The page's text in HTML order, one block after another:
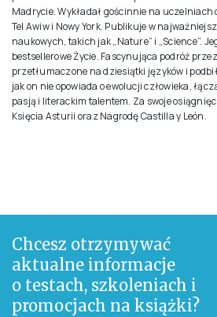
Madrycie. Wykładał gościnnie na uczelniach
Tel Awiw i Nowy York. Publikuje w
naukowych, takich jak „Nature” i „Science”.
bestsellerowe Życie. Fascynująca podróż
przetłumaczone na dziesiątki języków i
jak on nie opowiada o ewolucji człowieka,
pasją i literackim talentem. Za swoje
Księcia Asturii oraz Nagrodę Castilla y León.
Chcesz otrzymywać
aktualne informacje
o testach, szkoleniach i
promocjach na książki?